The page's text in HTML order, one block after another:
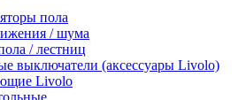
пола
/ шума
/ лестниц
выключатели (аксессуары Livolo)
Livolo